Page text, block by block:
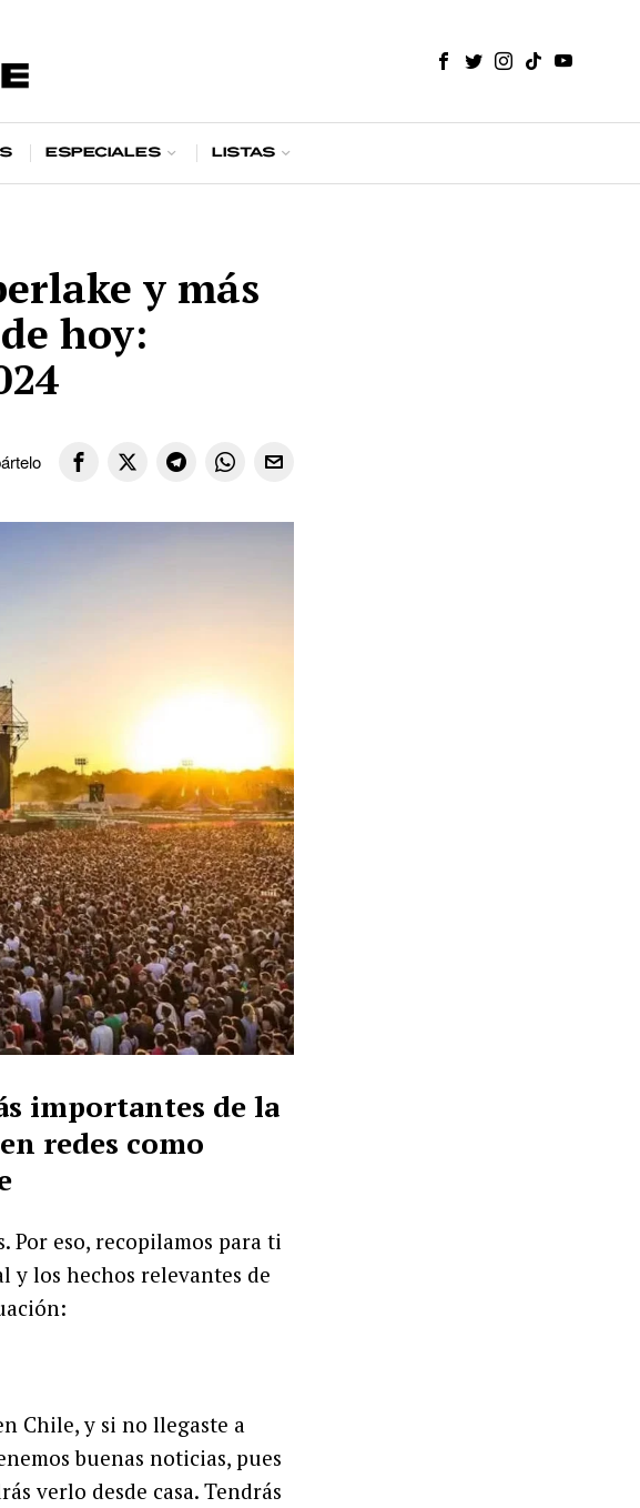
Especiales Listas
y más
hoy:
importantes de la
redes como
Por eso, recopilamos para ti
y los hechos relevantes de
Chile, y si no llegaste a
buenas noticias, pues
verlo desde casa. Tendrás